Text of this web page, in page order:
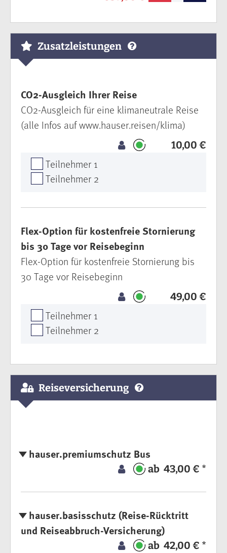
Zusatzleistungen
CO2-Ausgleich Ihrer Reise
10,00 €
CO2-Ausgleich für eine klimaneutrale Reise
(alle Infos auf www.hauser.reisen/klima)
Teilnehmer 1
Teilnehmer 2
Flex-Option für kostenfreie Stornierung
bis 30 Tage vor Reisebeginn
49,00 €
Flex-Option für kostenfreie Stornierung bis
30 Tage vor Reisebeginn
Teilnehmer 1
Teilnehmer 2
Reiseversicherung
hauser.premiumschutz Bus
ab 43,00 € *
hauser.basisschutz (Reise-Rücktritt
und Reiseabbruch-Versicherung)
ab 42,00 € *